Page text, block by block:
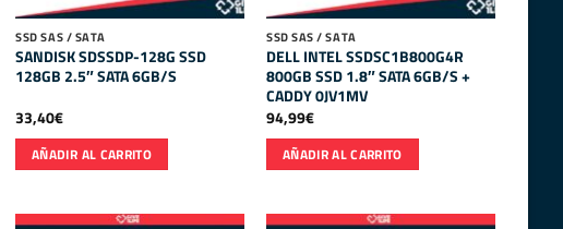
SSD SAS / SATA
SANDISK SDSSDP-128G SSD
128GB 2.5″ SATA 6GB/S
33,40€
AÑADIR AL CARRITO
SSD SAS / SATA
DELL INTEL SSDSC1B800G4R
800GB SSD 1.8″ SATA 6GB/S +
CADDY 0JV1MV
94,99€
AÑADIR AL CARRITO